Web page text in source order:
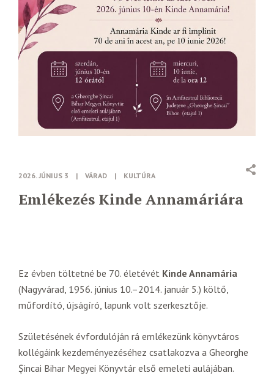
2026. JÚNIUS 3 | VÁRAD | KULTÚRA
Emlékezés Kinde Annamáriára
Ez évben töltetné be 70. életévét Kinde Annamária
(Nagyvárad, 1956. június 10.–2014. január 5.) költő,
műfordító, újságíró, lapunk volt szerkesztője.
Születésének évfordulóján rá emlékezünk könyvtáros
kollégáink kezdeményezéséhez csatlakozva a Gheorghe
Șincai Bihar Megyei Könyvtár első emeleti aulájában.